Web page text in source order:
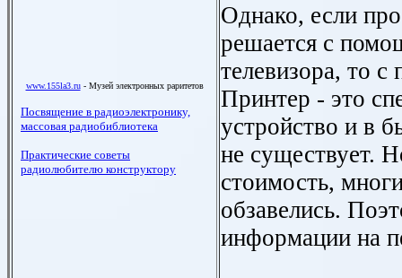
Однако, если
решается с
телевизора, то
Принтер - это
устройство и в
не существует.
стоимость,
обзавелись.
информации на